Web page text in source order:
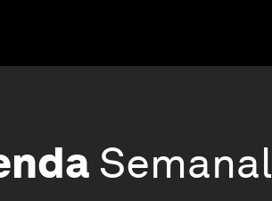
Semanal